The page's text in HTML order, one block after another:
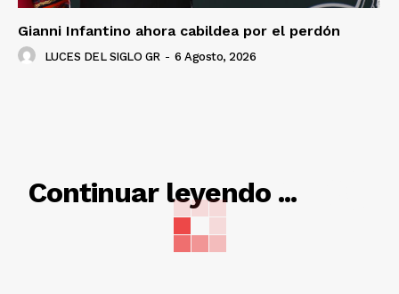
Gianni Infantino ahora cabildea por el perdón
LUCES DEL SIGLO GR - 6 Agosto, 2026
Continuar leyendo ...
RELACIONADO